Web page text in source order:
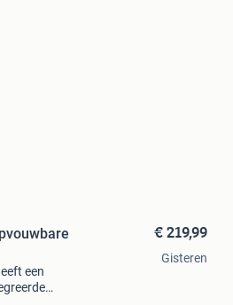
een
€ 219,99
Gisteren